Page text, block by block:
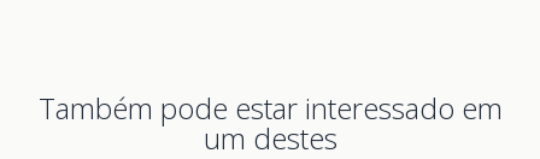
Também pode estar interessado em
um destes